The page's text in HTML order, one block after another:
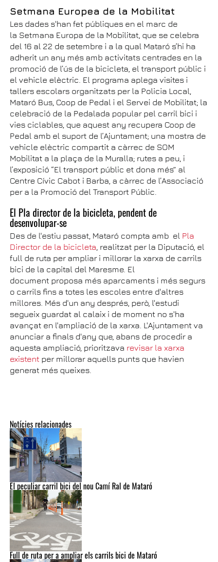
Notícies relacionades
El peculiar carril bici del nou Camí Ral de Mataró
Full de ruta per a ampliar els carrils bici de Mataró
Setmana Europea de la Mobilitat
Les dades s'han fet públiques en el marc de
la Setmana Europa de la Mobilitat, que se celebra
del 16 al 22 de setembre i a la qual Mataró s’hi ha
adherit un any més amb activitats centrades en la
promoció de l’ús de la bicicleta, el transport públic i
el vehicle elèctric. El programa aplega visites i
tallers escolars organitzats per la Policia Local,
Mataró Bus, Coop de Pedal i el Servei de Mobilitat; la
celebració de la Pedalada popular pel carril bici i
vies ciclables, que aquest any recupera Coop de
Pedal amb el suport de l’Ajuntament; una mostra de
vehicle elèctric compartit a càrrec de SOM
Mobilitat a la plaça de la Muralla; rutes a peu, i
l’exposició “El transport públic et dona més” al
Centre Cívic Cabot i Barba, a càrrec de l’Associació
per a la Promoció del Transport Públic.
El Pla director de la bicicleta, pendent de
desenvolupar-se
Des de l'estiu passat, Mataró compta amb el Pla
Director de la bicicleta, realitzat per la Diputació, el
full de ruta per ampliar i millorar la xarxa de carrils
bici de la capital del Maresme. El
document proposa més aparcaments i més segurs
o carrils fins a totes les escoles entre d'altres
millores. Més d'un any després, però, l'estudi
segueix guardat al calaix i de moment no s'ha
avançat en l'ampliació de la xarxa. L'Ajuntament va
anunciar a finals d'any que, abans de procedir a
aquesta ampliació, prioritzava revisar la xarxa
existent per millorar aquells punts que havien
generat més queixes.